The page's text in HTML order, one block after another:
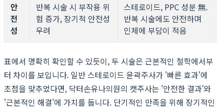
안
전
성
반복 시술 시 부작용 위
험 증가, 장기적 안전성
우려
스테로이드, PPC 성분 無.
반복 시술에도 안전하며
인체에 부담이 적음
표에서 명확히 확인할 수 있듯이, 두 시술은 근본적인 철학에서부
터 차이를 보입니다. 일반 스테로이드 윤곽주사가 '빠른 효과'에
초점을 맞추었다면, 닥터손유나의원의 캣주사는 '안전한 결과'와
'근본적인 해결'에 가치를 둡니다. 단기적인 만족을 위해 장기적인